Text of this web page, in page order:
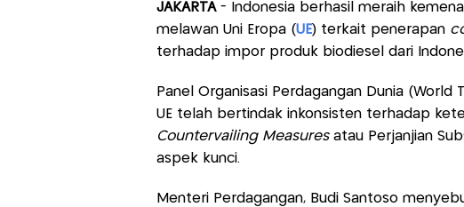
JAKARTA- Indonesia berhasil meraih
melawan Uni Eropa (UE) terkait penerapan
terhadap impor produk biodiesel dari
Panel Organisasi Perdagangan Dunia
UE telah bertindak inkonsisten terhadap
Countervailing Measuresatau Perjanjian
aspek kunci.
Menteri Perdagangan, Budi Santoso